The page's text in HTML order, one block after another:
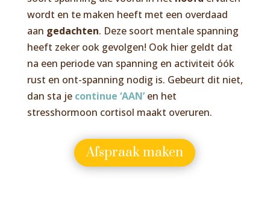
wordt en te maken heeft met een overdaad
aan gedachten. Deze soort mentale spanning
heeft zeker ook gevolgen! Ook hier geldt dat
na een periode van spanning en activiteit óók
rust en ont-spanning nodig is. Gebeurt dit niet,
dan sta je continue ‘AAN’en het
stresshormoon cortisol maakt overuren.
Afspraak maken